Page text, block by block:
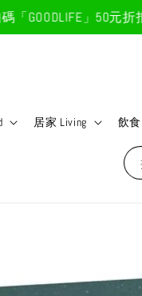
」50元折抵消
居家 Living 飲食